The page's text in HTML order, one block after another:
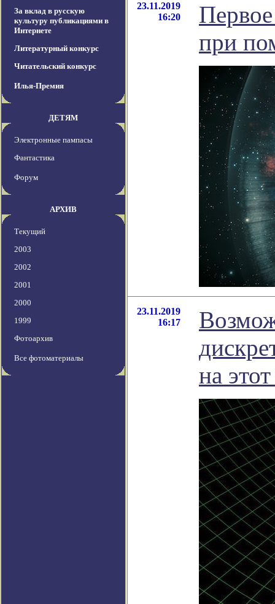
За вклад в русскую
культуру публикациями в
Интернете
Литературный конкурс
Читательский конкурс
Илья-Премия
ДЕТЯМ
Электронные пампасы
Фантастика
Форум
АРХИВ
Текущий
2003
2002
2001
2000
1999
Фотоархив
Все фотоматериалы
23.11.2019
16:20
при
23.11.2019
16:17
на